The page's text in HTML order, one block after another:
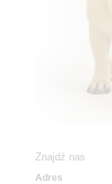
Znajdź nas
Adres